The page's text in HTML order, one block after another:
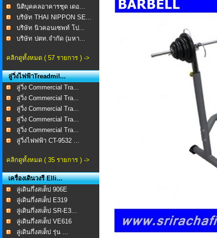
นิติบุคคลอาคารชุด เดอ...
บริษัท THAI NIPPON SE...
บริษัท นิวคอนเซพท์ โป...
บริษัท ปตท.จำกัด (มหา...
คลิกดูทั้งหมด ( 57 รายการ ) ->
ลู่วิ่งไฟฟ้าTreadmil...
ลู่วิ่ง Commercial Tra...
ลู่วิ่ง Commercial Tra...
ลู่วิ่ง Commercial Tra...
ลู่วิ่ง Commercial Tra...
ลู่วิ่ง Commercial Tra...
ลู่วิ่งไฟฟฟ้า CT-9532 ...
คลิกดูทั้งหมด ( 35 รายการ ) ->
เครื่องเดินวงรี Elli...
ลู่เดินกึ่งสเต็ป 906E
ลู่เดินกึ่งสเต็ป E319
ลู่เดินกึ่งสเต็ป SR-E3...
ลู่เดินกึ่งสเต็ป VE616
ลู่เดินกึ่งสเต็ป รุ่น ...